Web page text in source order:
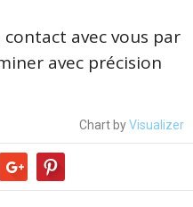
avec vous par
avec précision
Chart byVisualizer